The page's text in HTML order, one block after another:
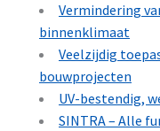
Vermindering
binnenklimaat
Veelzijdig
bouwprojecten
UV-bestendig,
SINTRA – Alle